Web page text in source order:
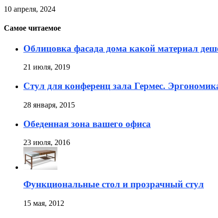
10 апреля, 2024
Самое читаемое
Облицовка фасада дома какой материал
21 июля, 2019
Стул для конференц зала Гермес.
28 января, 2015
Обеденная зона вашего офиса
23 июля, 2016
Функциональные стол и прозрачный стул
15 мая, 2012